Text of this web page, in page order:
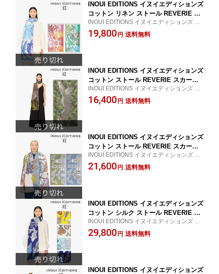
INOUI EDITIONS イヌイエディションズ
コットン リネン ストール REVERIE ス
カーフ COTTON inouitoosh イヌイト
ゥーシュ 春夏 2025SS プレゼント ギフ
INOUI EDITIONS イヌイエディションズ 20
25SS ストール
19,800 円 送料無料
INOUI EDITIONS イヌイエディションズ
コットン ストール REVERIE スカーフ
COTTON inouitoosh イヌイトゥーシュ
春夏 2025SS プレゼント ギフト 母の日
INOUI EDITIONS イヌイエディションズ 20
25SS コットンストール
16,400 円 送料無料
INOUI EDITIONS イヌイエディションズ
コットン ストール REVERIE スカーフ
COTTON inouitoosh イヌイトゥーシュ
春夏 2025SS プレゼント ギフト 母の日
INOUI EDITIONS イヌイエディションズ 20
25SS コットンストール
21,600 円 送料無料
INOUI EDITIONS イヌイエディションズ
コットン シルク ストール REVERIE ス
カーフ COTTON inouitoosh イヌイト
ゥーシュ 春夏 2025SS プレゼント ギフ
INOUI EDITIONS イヌイエディションズ 20
25SS ストール
29,800 円 送料無料
INOUI EDITIONS イヌイエディションズ